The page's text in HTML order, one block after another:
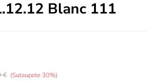
Blanc 111
€ Sutaupote 30%